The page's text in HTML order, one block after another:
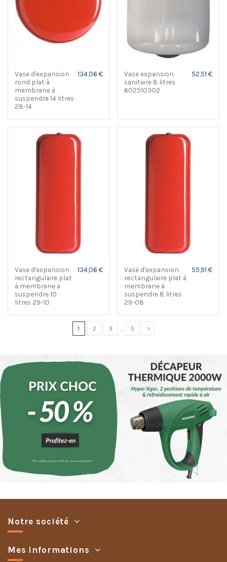
Vase d'expansion
rond plat à
membrane à
suspendre 14 litres
28-14
134,06 €
Vase expansion
sanitaire 8 litres
602510302
52,51 €
Vase d'expansion
rectangulaire plat
à membrane à
suspendre 10
litres 29-10
134,06 €
Vase d'expansion
rectangulaire plat à
membrane à
suspendre 8 litres
29-08
55,91 €
1 2 3 … 5
Notre société
Mes informations